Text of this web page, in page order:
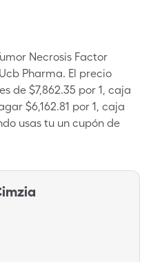
Necrosis Factor
Pharma. El precio
de $7,862.35 por 1, caja
$6,162.81 por 1, caja
usas tu un cupón de